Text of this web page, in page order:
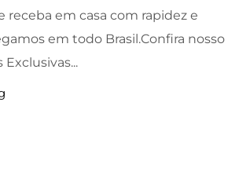
receba em casa com rapidez e
em todo Brasil.Confira nosso